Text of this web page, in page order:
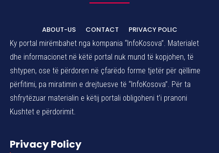
ABOUT-US CONTACT
PRIVACY POLIC
Ky portal mirëmbahet nga kompania “InfoKosova”. Materialet
dhe informacionet në këtë portal nuk mund të kopjohen, të
shtypen, ose të përdoren në çfarëdo forme tjetër për qëllime
përfitimi, pa miratimin e drejtuesve të “InfoKosova”. Për ta
shfrytëzuar materialin e këtij portali obligoheni t’i pranoni
Kushtet e përdorimit.
Privacy Policy